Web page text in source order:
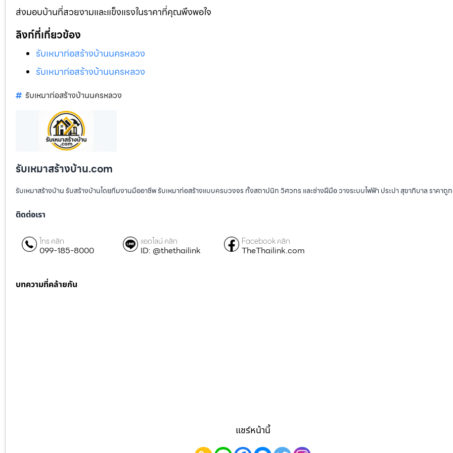
ส่งมอบบ้านที่สวยงามและแข็งแรงในราคาที่คุณพึงพอใจ
ลิงก์ที่เกี่ยวข้อง
รับเหมาก่อสร้างบ้านนครหลวง
รับเหมาก่อสร้างบ้านนครหลวง
รับเหมาก่อสร้างบ้านนครหลวง
รับเหมาสร้างบ้าน.com
รับเหมาสร้างบ้าน รับสร้างบ้านโดยทีมงานมืออาชีพ รับเหมาก่อสร้างแบบครบวงจร ทั้งสถาปนิก วิศวกร และช่างฝีมือ วางระบบไฟฟ้า ประปา สุขาภิบาล ราคาถู
ติดต่อเรา
โทร คลิก
099-185-8000
แอดไลน์ คลิก
ID: @thethailink
Facebook คลิก
TheThailink.com
บทความที่คล้ายกัน
แชร์หน้านี้